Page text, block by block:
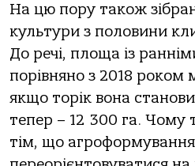
На цю пору також
культури з половини
До речі, площа із
порівняно з 2018 роком
якщо торік вона
тепер – 12 300 га. Чому
тім, що